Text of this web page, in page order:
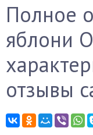
Полное
яблони
отзывы